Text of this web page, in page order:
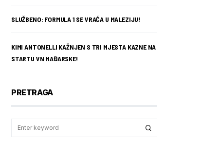
SLUŽBENO: FORMULA 1 SE VRAĆA U MALEZIJU!
KIMI ANTONELLI KAŽNJEN S TRI MJESTA KAZNE NA
STARTU VN MAĐARSKE!
PRETRAGA